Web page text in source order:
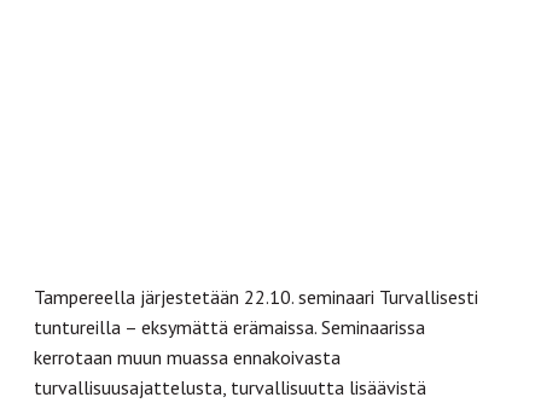
Tampereella järjestetään 22.10. seminaari Turvallisesti
tuntureilla – eksymättä erämaissa. Seminaarissa
kerrotaan muun muassa ennakoivasta
turvallisuusajattelusta, turvallisuutta lisäävistä